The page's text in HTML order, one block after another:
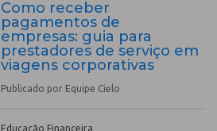
Como receber
pagamentos de
empresas: guia para
prestadores de serviço em
viagens corporativas
Publicado por Equipe Cielo
Educação Financeira